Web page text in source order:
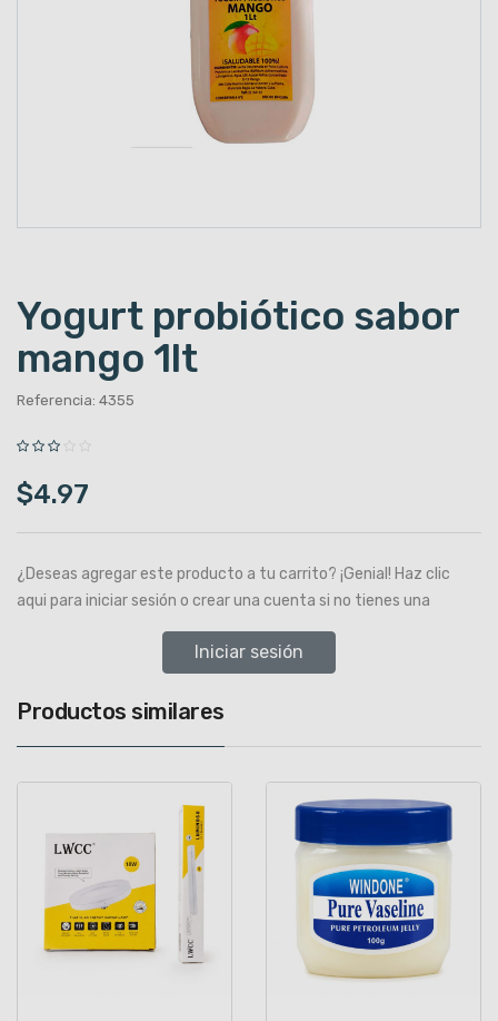
Yogurt probiótico sabor
mango 1lt
Referencia: 4355
$4.97
¿Deseas agregar este producto a tu carrito? ¡Genial! Haz clic
aqui para iniciar sesión o crear una cuenta si no tienes una
Iniciar sesión
Productos similares